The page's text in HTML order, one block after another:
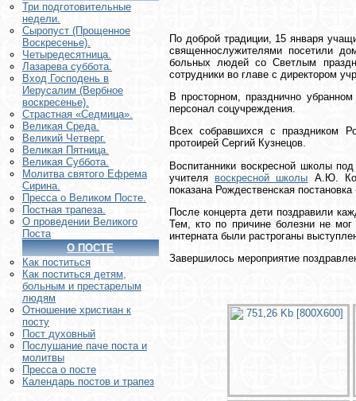
Три подготовительные
недели.
Сыропуст (Прощенное
Воскресенье).
Четыредесятница.
Лазарева суббота.
Вход Господень в
Иерусалим (Вербное
воскресенье).
Страстная «Седмица».
Великая Среда.
Великий Четверг.
Великая Пятница.
Великая Суббота.
Молитва святого Ефрема
Сирина.
Пресса о Великом Посте.
Постная трапеза.
О проведении Великого
Поста
О ПОСТЕ
Как поститься
Как поститься детям,
больным и престарелым
людям
Отношение христиан к
посту
Пост духовный
Послушание паче поста и
молитвы
Пресса о посте
Календарь постов и трапез
По доброй традиции, 15 января
священнослужителями посетили
больных людей со Светлым
сотрудники во главе с директором
В просторном, празднично
персонал соцучреждения.
Всех собравшихся с праздником
протоирей Сергий Кузнецов.
Воспитанники воскресной школы
учителя воскресной школы А.Ю.
показана Рождественская
После концерта дети поздравили
Тем, кто по причине болезни не
интерната были растроганы
Завершилось мероприятие